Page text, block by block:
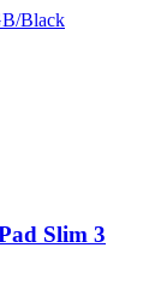
Black
Slim 3